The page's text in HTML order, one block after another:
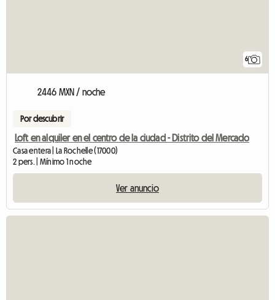
6
2446 MXN / noche
Por descubrir
Loft en alquiler en el centro de la ciudad - Distrito del Mercado
Casa entera | La Rochelle (17000)
2 pers. | Mínimo 1 noche
Ver anuncio